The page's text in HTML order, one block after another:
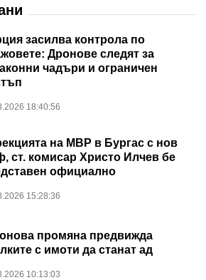
засилва контрола по
Дронове следят за
чадъри и ограничен
18:40:56
на МВР в Бургас с нов
ст. комисар Христо Илчев бе
официално
15:28:36
промяна предвижда
с имоти да станат ад
10:13:03